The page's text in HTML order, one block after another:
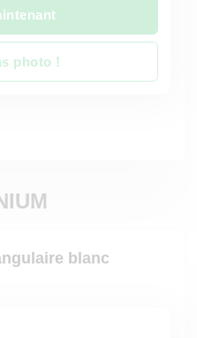
photo !
blanc